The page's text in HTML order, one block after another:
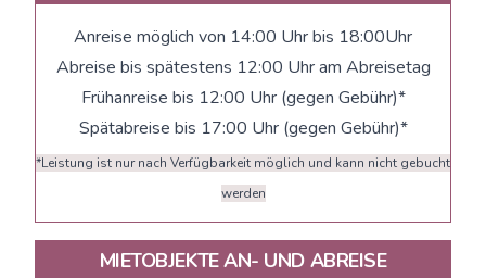
Anreise möglich von 14:00 Uhr bis 18:00Uhr
Abreise bis spätestens 12:00 Uhr am Abreisetag
Frühanreise bis 12:00 Uhr (gegen Gebühr)*
Spätabreise bis 17:00 Uhr (gegen Gebühr)*
*Leistung ist nur nach Verfügbarkeit möglich und kann nicht gebucht
werden
MIETOBJEKTE AN- UND ABREISE